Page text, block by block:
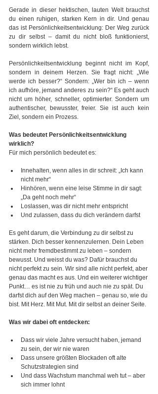
Gerade in dieser hektischen, lauten Welt brauchst
du einen ruhigen, starken Kern in dir. Und genau
das ist Persönlichkeitsentwicklung: Der Weg zurück
zu dir selbst – damit du nicht bloß funktionierst,
sondern wirklich lebst.
Persönlichkeitsentwicklung beginnt nicht im Kopf,
sondern in deinem Herzen. Sie fragt nicht: „Wie
werde ich besser?“ Sondern: „Wer bin ich – wenn
ich aufhöre, jemand anderes zu sein?“ Es geht auch
nicht um höher, schneller, optimierter. Sondern um
authentischer, bewusster, freier. Sie ist auch kein
Ziel, sondern ein Prozess.
Was bedeutet Persönlichkeitsentwicklung
wirklich?
Für mich persönlich bedeutet es:
Innehalten, wenn alles in dir schreit: „Ich kann
nicht mehr“
Hinhören, wenn eine leise Stimme in dir sagt:
„Da geht noch mehr“
Loslassen, was dir nicht mehr entspricht
Und zulassen, dass du dich verändern darfst
Es geht darum, die Verbindung zu dir selbst zu
stärken. Dich besser kennenzulernen. Dein Leben
nicht mehr fremdbestimmt zu leben – sondern
bewusst. Und weisst du was? Dafür brauchst du
nicht perfekt zu sein. Wir sind alle nicht perfekt, aber
genau das macht es aus. Und ein weiterer wichtiger
Punkt… es ist nie zu früh und auch nie zu spät. Du
darfst dich auf den Weg machen – genau so, wie du
bist. Mit Herz. Mit Mut. Mit dir selbst an deiner Seite.
Was wir dabei oft entdecken:
Dass wir viele Jahre versucht haben, jemand
zu sein, der wir nie waren
Dass unsere größten Blockaden oft alte
Schutzstrategien sind
Und dass Wachstum manchmal weh tut – aber
sich immer lohnt